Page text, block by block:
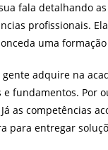
fala detalhando
profissionais.
uma
adquire na
fundamentos. Por
as competências
para entregar